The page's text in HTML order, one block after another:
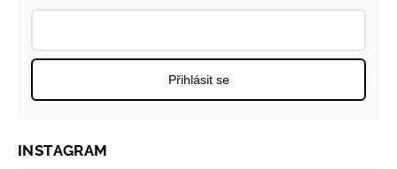
Přihlásit se
INSTAGRAM